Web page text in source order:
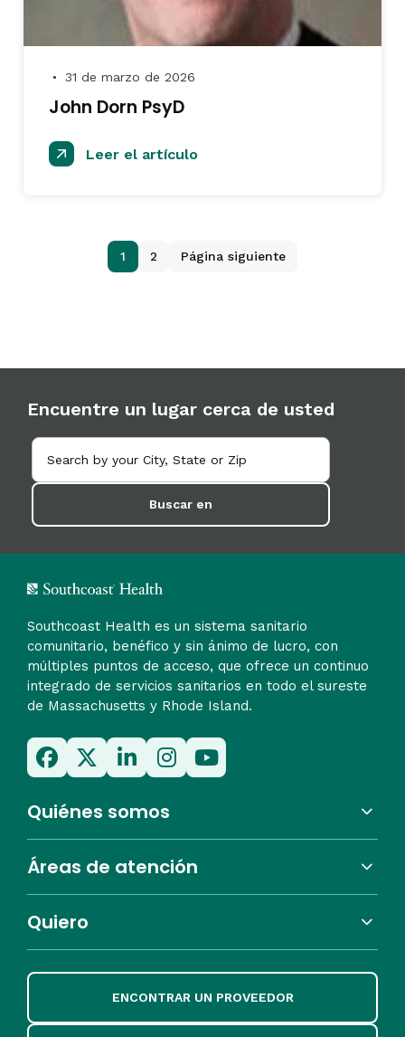
● 31 de marzo de 2026
John Dorn PsyD
Leer el artículo
1 2 Página siguiente
Encuentre un lugar cerca de usted
Buscar en
Southcoast Health es un sistema sanitario
comunitario, benéfico y sin ánimo de lucro, con
múltiples puntos de acceso, que ofrece un continuo
integrado de servicios sanitarios en todo el sureste
de Massachusetts y Rhode Island.
Quiénes somos
Áreas de atención
Quiero
ENCONTRAR UN PROVEEDOR